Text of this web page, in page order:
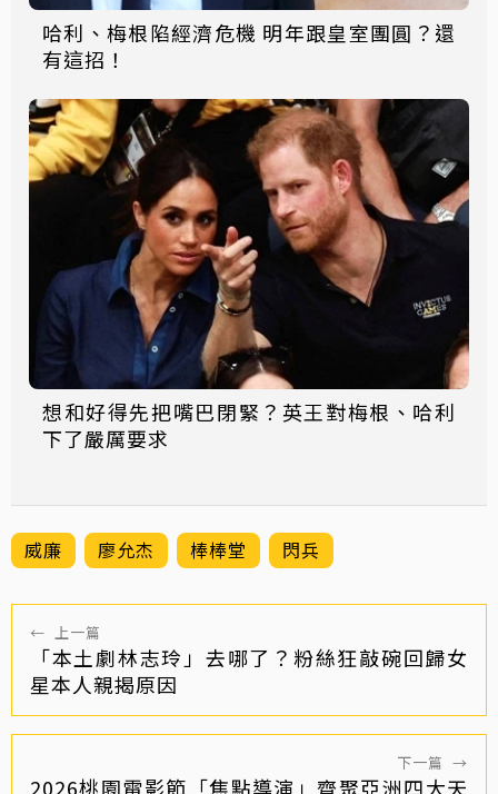
哈利、梅根陷經濟危機 明年跟皇室團圓？還
有這招！
想和好得先把嘴巴閉緊？英王對梅根、哈利
下了嚴厲要求
威廉 廖允杰 棒棒堂 閃兵
← 上一篇
「本土劇林志玲」去哪了？粉絲狂敲碗回歸女
星本人親揭原因
下一篇 →
2026桃園電影節「焦點導演」齊聚亞洲四大天